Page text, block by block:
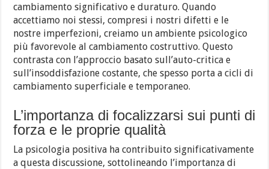
cambiamento significativo e duraturo. Quando
accettiamo noi stessi, compresi i nostri difetti e le
nostre imperfezioni, creiamo un ambiente psicologico
più favorevole al cambiamento costruttivo. Questo
contrasta con l’approccio basato sull’auto-critica e
sull’insoddisfazione costante, che spesso porta a cicli di
cambiamento superficiale e temporaneo.
L’importanza di focalizzarsi sui punti di
forza e le proprie qualità
La psicologia positiva ha contribuito significativamente
a questa discussione, sottolineando l’importanza di